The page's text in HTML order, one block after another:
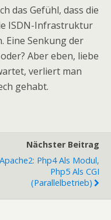
das Gefühl, dass die
ISDN-Infrastruktur
Eine Senkung der
Aber eben, liebe
verliert man
gehabt.
Nächster Beitrag
Apache2: Php4 Als Modul,
Php5 Als CGI
(Parallelbetrieb)